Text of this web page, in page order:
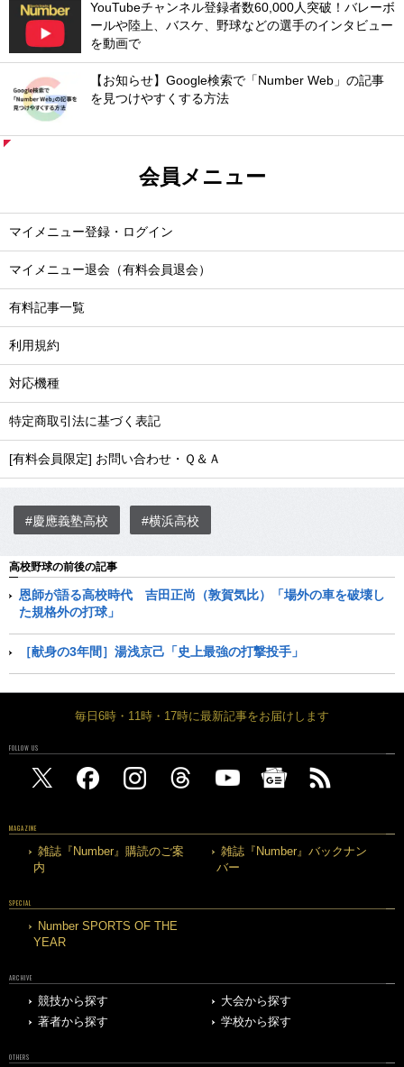
YouTubeチャンネル登録者数60,000人突破！バレーボ
ールや陸上、バスケ、野球などの選手のインタビュー
を動画で
【お知らせ】Google検索で「Number Web」の記事
を見つけやすくする方法
会員メニュー
マイメニュー登録・ログイン
マイメニュー退会（有料会員退会）
有料記事一覧
利用規約
対応機種
特定商取引法に基づく表記
[有料会員限定] お問い合わせ・Ｑ＆Ａ
#慶應義塾高校 #横浜高校
高校野球の前後の記事
恩師が語る高校時代 吉田正尚（敦賀気比）「場外の車を破壊し
た規格外の打球」
［献身の3年間］湯浅京己「史上最強の打撃投手」
毎日6時・11時・17時に最新記事をお届けします
FOLLOW US
MAGAZINE
雑誌『Number』購読のご案
内
雑誌『Number』バックナン
バー
SPECIAL
Number SPORTS OF THE
YEAR
ARCHIVE
競技から探す
大会から探す
著者から探す
学校から探す
OTHERS